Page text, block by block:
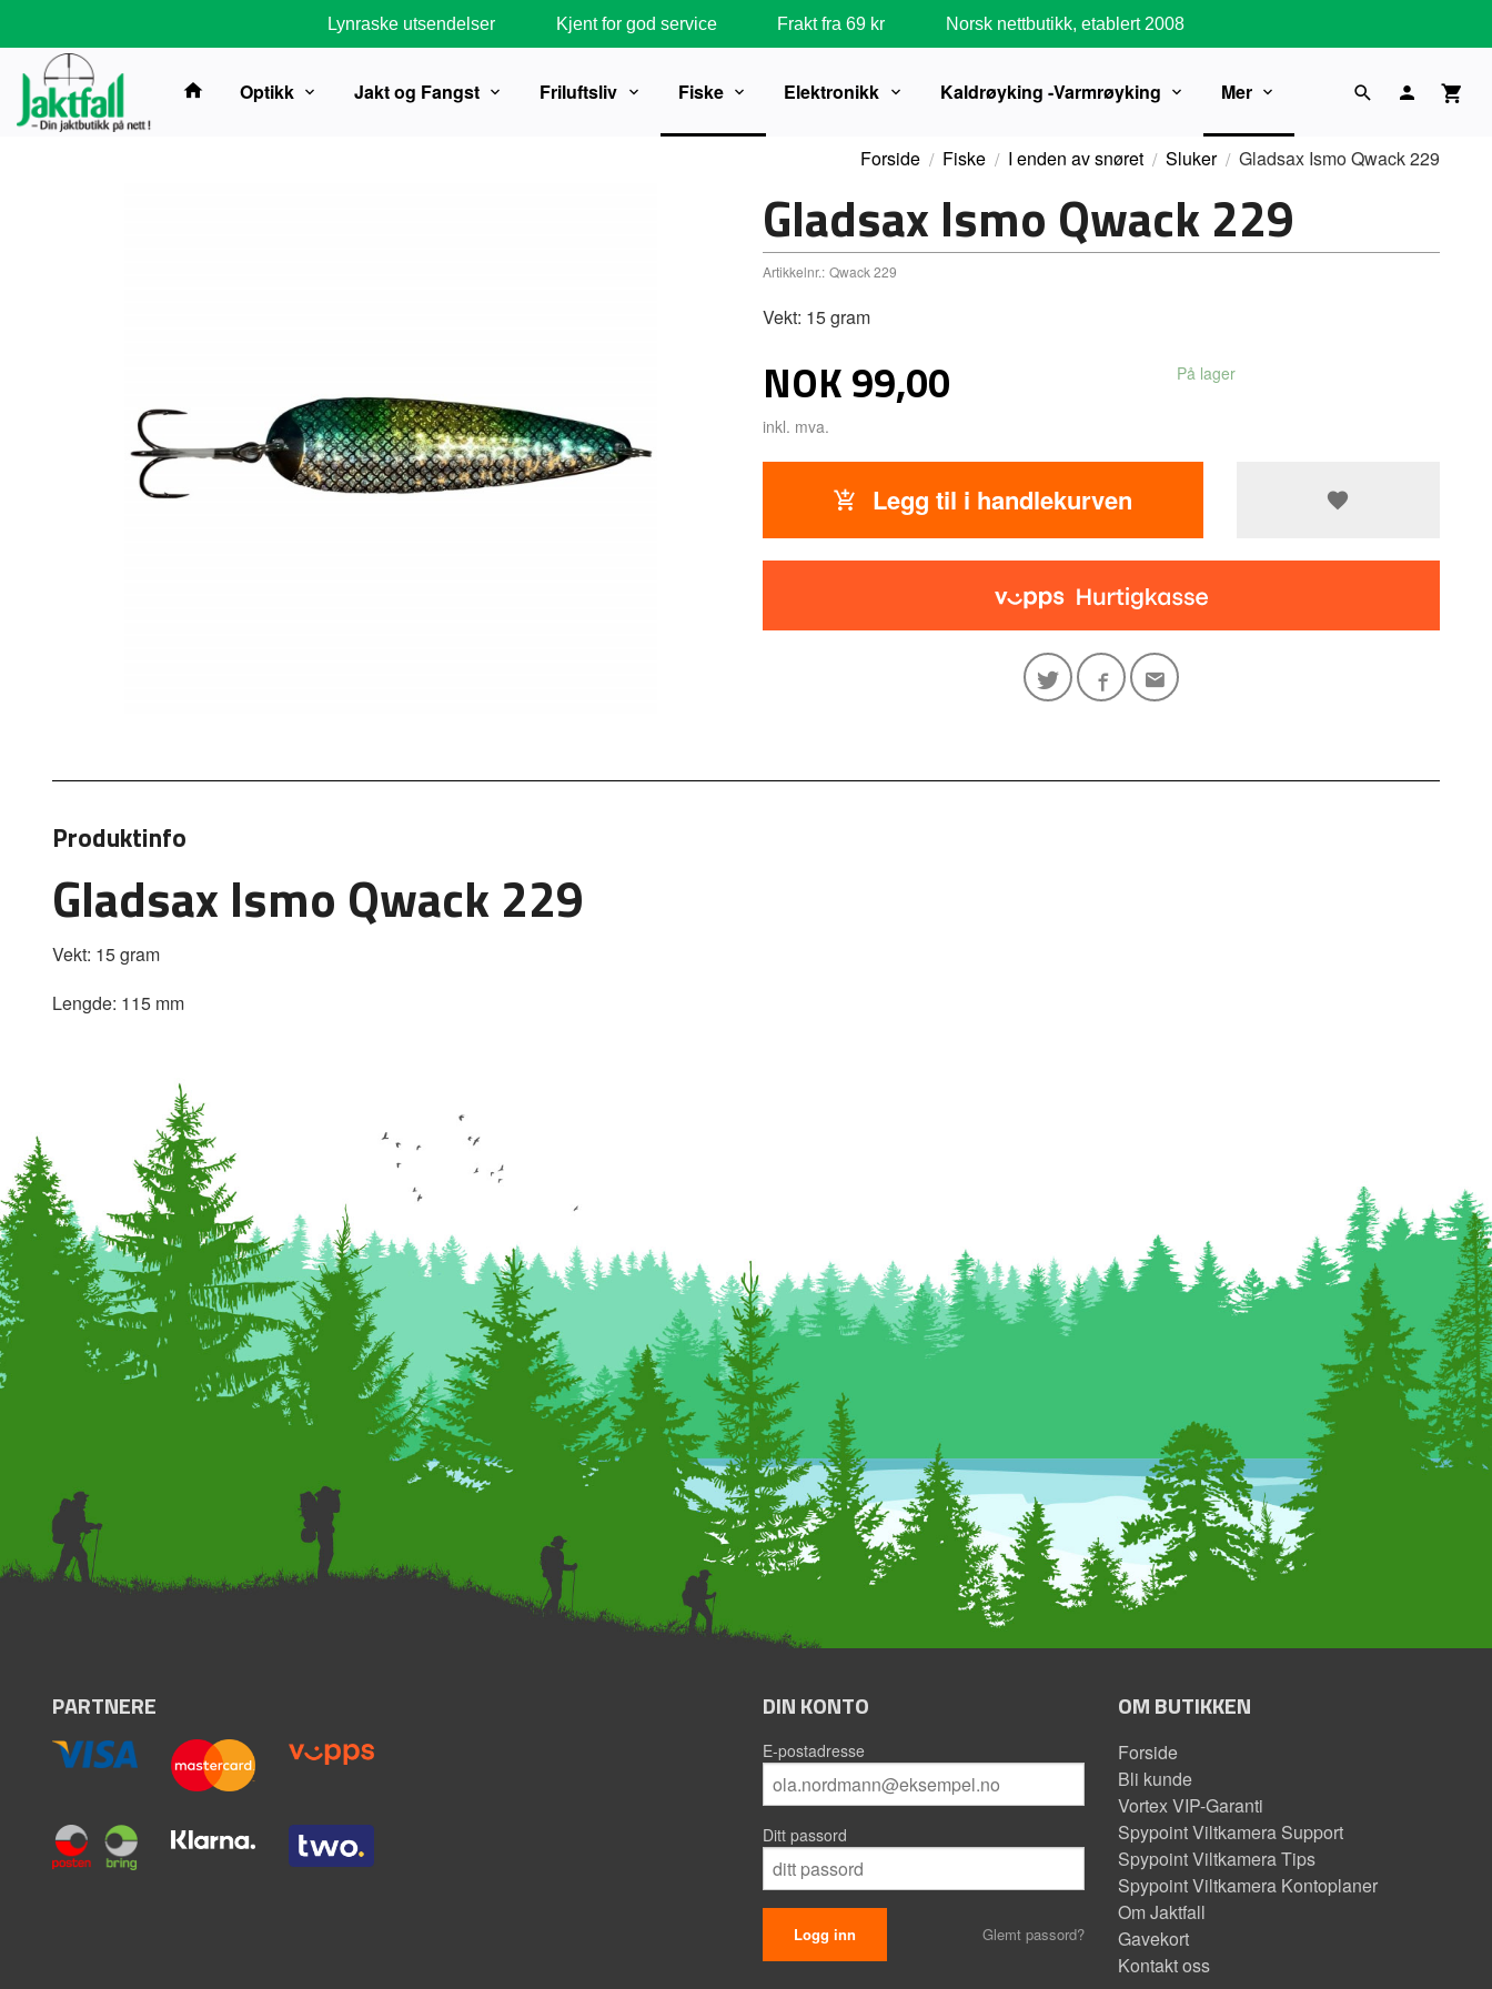
innholdet
Lynraske utsendelser Kjent for god service Frakt fra 69 kr Norsk nettbutikk, etablert 2008
Optikk Jakt og Fangst Friluftsliv Fiske Elektronikk Kaldrøyking -Varmrøyking Mer
Forside Fiske I enden av snøret Sluker Gladsax Ismo Qwack 229
Gladsax Ismo Qwack 229
Artikkelnr.: Qwack 229
Vekt: 15 gram
Pris
NOK99,00
inkl. mva.
På lager
Legg til i handlekurven
Produktinfo
Gladsax Ismo Qwack 229
Vekt: 15 gram
Lengde: 115 mm
PARTNERE DIN KONTO
E-postadresse
Ditt passord
Glemt passord?
OM BUTIKKEN
Forside
Bli kunde
Vortex VIP-Garanti
Spypoint Viltkamera Support
Spypoint Viltkamera Tips
Spypoint Viltkamera Kontoplaner
Om Jaktfall
Gavekort
Kontakt oss